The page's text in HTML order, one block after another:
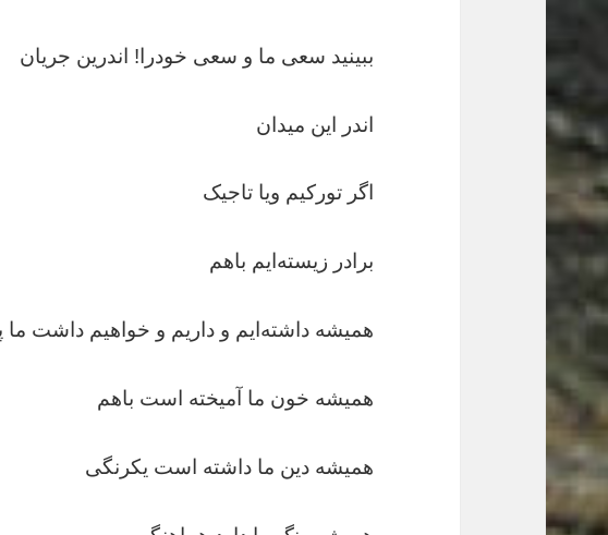
ببینید سعی ما و سعی خودرا! اندرین جریان
اندر این میدان
اگر تورکیم ویا تاجیک
برادر زیسته‌ایم باهم
همیشه داشته‌ایم و داریم و خواهیم داشت ما
همیشه خون ما آمیخته است باهم
همیشه دین ما داشته است یکرنگی